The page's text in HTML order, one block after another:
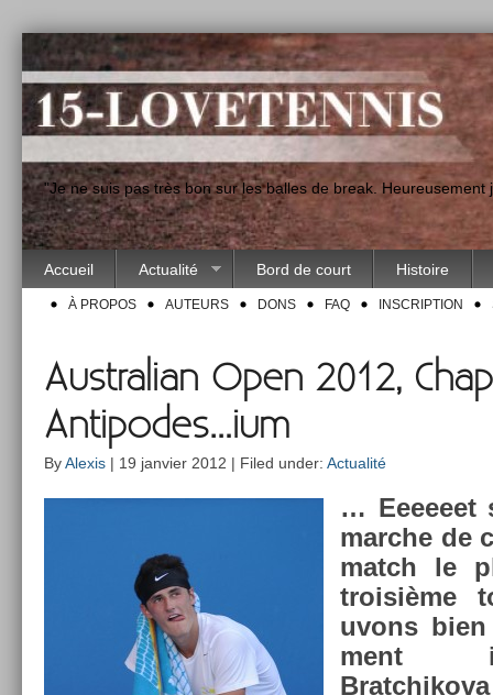
"Je ne suis pas très bon sur les balles de break.
Accueil Actualité Bord de court Histoire
À PROPOS AUTEURS DONS FAQ INSCRIPTION
Australian Open 2012,
Antipodes…ium
ByAlexis | 19 janvier 2012 | Filed under: Actualité
… Eeeeeet
marche de
match le
troisiè­me
uvons
ment